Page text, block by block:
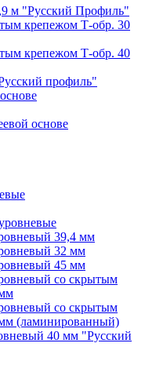
м "Русский Профиль"
крепежом Т-обр. 30
крепежом Т-обр. 40
профиль"
основе
39,4 мм
32 мм
45 мм
со скрытым
со скрытым
(ламинированный)
40 мм "Русский